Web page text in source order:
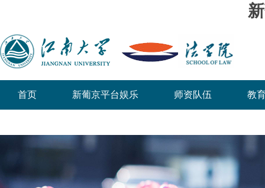
首页 新葡京平台娱乐 师资队伍 教